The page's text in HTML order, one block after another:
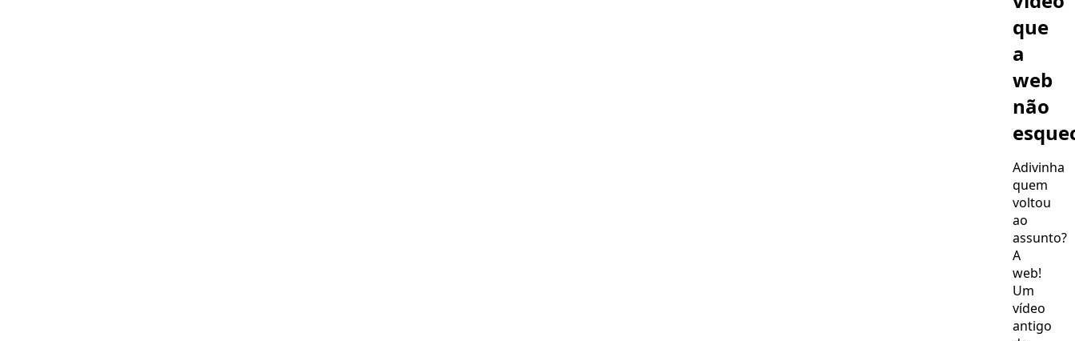
que
a
web
não
Adivinha
quem
voltou
ao
assunto?
A
web!
Um
vídeo
antigo
Arthur!